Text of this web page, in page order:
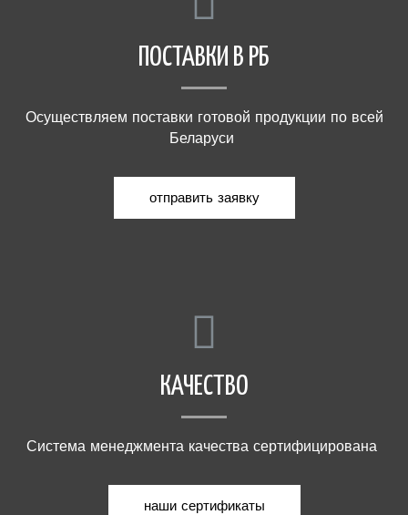
ПОСТАВКИ В РБ
Осуществляем поставки готовой продукции по всей
Беларуси
отправить заявку
КАЧЕСТВО
Система менеджмента качества сертифицирована
наши сертификаты